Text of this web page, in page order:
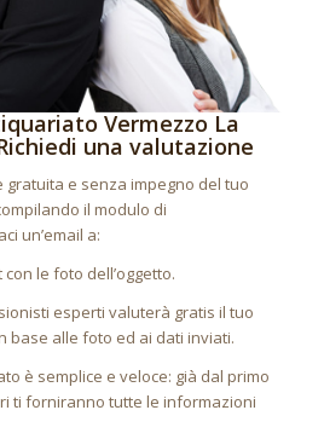
Vermezzo La
una valutazione
e senza impegno del tuo
il modulo di
un’email a:
le foto dell’oggetto.
esperti valuterà gratis il tuo
base alle foto ed ai dati inviati.
è semplice e veloce: già dal primo
ti forniranno tutte le informazioni